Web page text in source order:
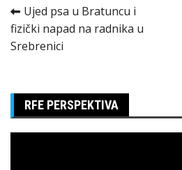
Kretanje
članka
Ujed psa u Bratuncu i
fizički napad na radnika u
Srebrenici
RFE PERSPEKTIVA